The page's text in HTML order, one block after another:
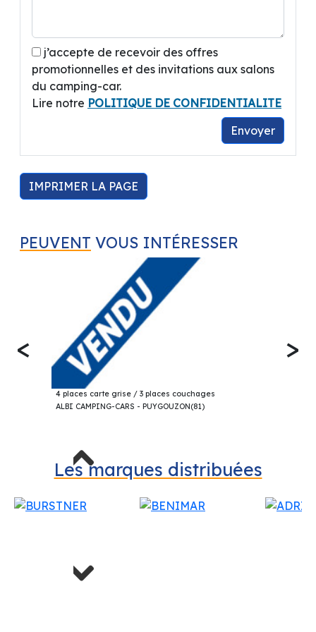
j’accepte de recevoir des offres
promotionnelles et des invitations aux salons
du camping-car.
Lire notre POLITIQUE DE CONFIDENTIALITE
Envoyer
IMPRIMER LA PAGE
PEUVENT VOUS INTÉRESSER
<
CHALLENGER 101 PROFILÉ 2003
4 places carte grise / 3 places couchages
ALBI CAMPING-CARS - PUYGOUZON(81)
>
Les marques distribuées
Previous